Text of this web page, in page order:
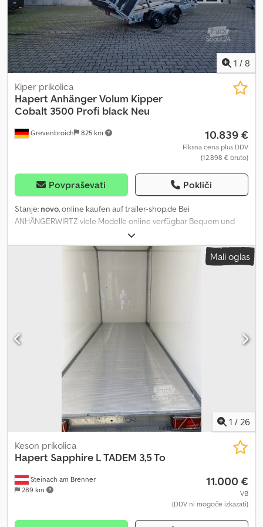
rampa 196 cm -> Pnevmatske gume: 155/70R12C - 80% ->
Aluminijasta rebrasta pločevina na tleh -> Trdni, vgrajeni pritrdilni
obroči, po 3 kosi na vsaki strani -> Servisiran v delavnici in takoj
pripravljen za uporabo
1 / 8
Grevenbroich 825 km
Kiper prikolica
Hapert AnhängerVolum Kipper
Cobalt 3500 Profi black Neu
10.839 €
Fiksna cena plus DDV
(12.898 € bruto)
Povpraševati Pokliči
Stanje: novo, online kaufen auf trailer-shop.de Bei
ANHÄNGERWIRTZ viele Modelle online verfügbar Bequem und
rund um die Uhr Online 24/7 kaufen Selbst abholen oder liefern
lassen 😊 Der online Abholmarkt für Ihren neuen Anhänger bietet
starke Markenfabrikate! über 850 Neuanhänger auf Lager über
130 gebrauchte Anhänger ständig im Angebot. unverbindliches
Beispiel: Hapert Cobalt 330c180x80cm Parabelfederung Csdpfx
Ansygvt Esmjha als Profi Paket inkl. Alu Auffahrrampen -
klappstützen - Bordwandsatz Aufsatz black 40/40 Pendelbar -
Staukiste - Profi Stützrad Rechnung ausgewiesene MwSt
Garantie - Anhänger Händler seit über 35 Jahren Verkauf
telefonische Bestellannahme zu unseren Öffnungszeiten
Montags-Freitags oder rund um die Uhr über unseren
Onlineshop auf trailer-shop.de Urheberrecht - Markenschutz
Mali oglas
1 / 26
Steinach am Brenner
289 km
Keson prikolica
Hapert Sapphire L TADEM 3,5 To
11.000 €
VB
(DDV ni mogoče izkazati)